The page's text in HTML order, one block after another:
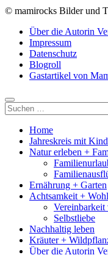
© mamirocks Bilder und
Über die Autorin
Impressum
Datenschutz
Blogroll
Gastartikel von
Suchen
nach:
Home
Jahreskreis mit
Natur erleben +
Ernährung + Garten
Achtsamkeit +
Selbstliebe
Nachhaltig leben
Kräuter +
Über die Autorin